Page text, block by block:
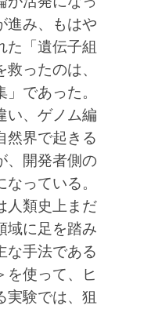
進み、もはや
た「遺伝子組
ったのは、
であった。
い、ゲノム編
然界で起きる
、開発者側の
っている。
人類史上まだ
域に足を踏み
な手法である
を使って、ヒ
実験では、狙